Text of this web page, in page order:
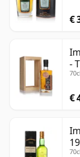
€
-
€